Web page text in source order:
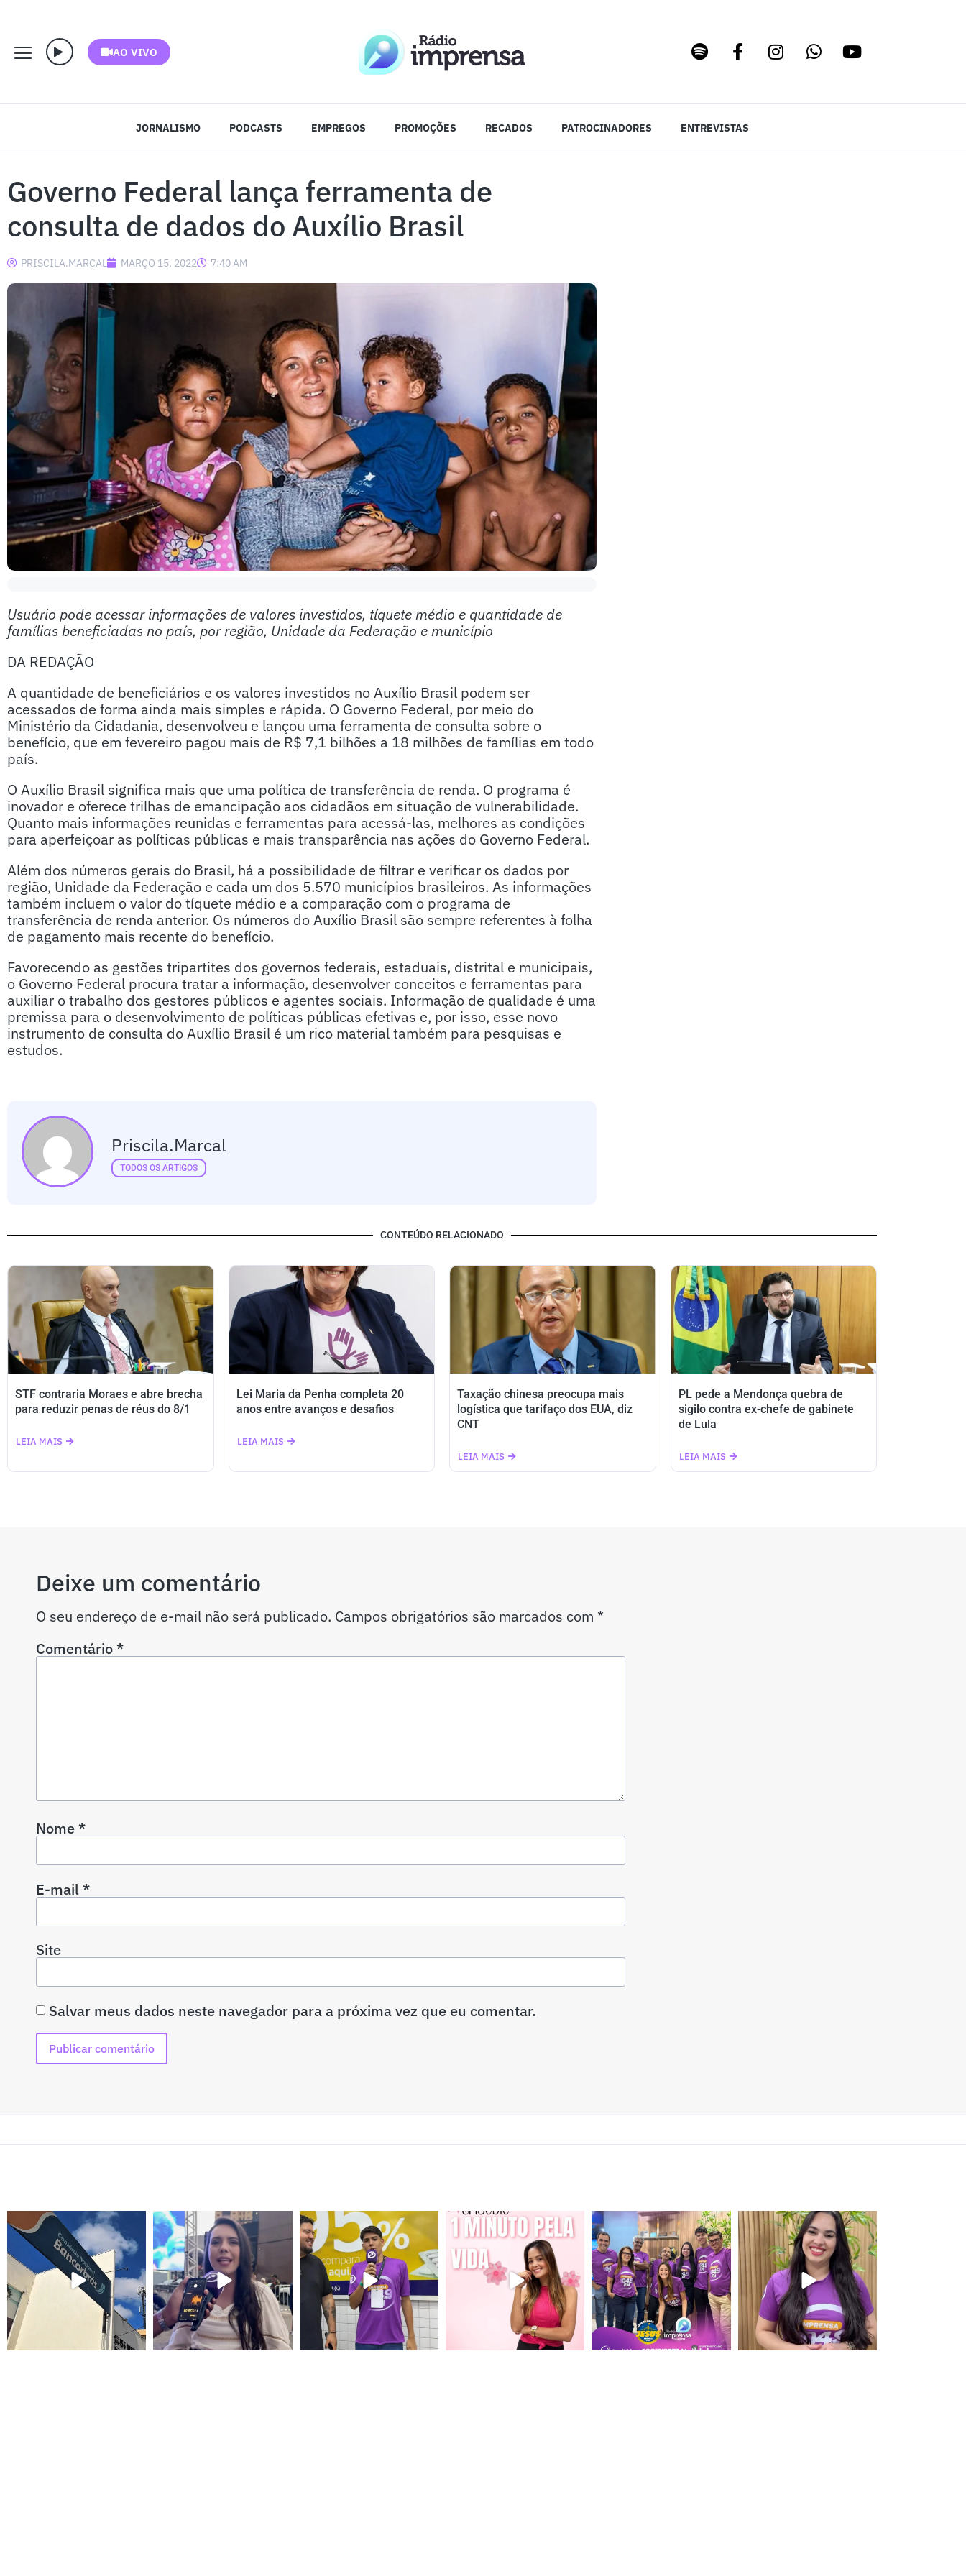
AO VIVO
JORNALISMO PODCASTS EMPREGOS PROMOÇÕES RECADOS PATROCINADORES ENTREVISTAS
Governo Federal lança ferramenta de
consulta de dados do Auxílio Brasil
PRISCILA.MARCAL MARÇO 15, 2022 7:40 AM
Usuário pode acessar informações de valores investidos, tíquete médio e quantidade de
famílias beneficiadas no país, por região, Unidade da Federação e município
DA REDAÇÃO
A quantidade de beneficiários e os valores investidos no Auxílio Brasil podem ser
acessados de forma ainda mais simples e rápida. O Governo Federal, por meio do
Ministério da Cidadania, desenvolveu e lançou uma ferramenta de consulta sobre o
benefício, que em fevereiro pagou mais de R$ 7,1 bilhões a 18 milhões de famílias em todo
país.
O Auxílio Brasil significa mais que uma política de transferência de renda. O programa é
inovador e oferece trilhas de emancipação aos cidadãos em situação de vulnerabilidade.
Quanto mais informações reunidas e ferramentas para acessá-las, melhores as condições
para aperfeiçoar as políticas públicas e mais transparência nas ações do Governo Federal.
Além dos números gerais do Brasil, há a possibilidade de filtrar e verificar os dados por
região, Unidade da Federação e cada um dos 5.570 municípios brasileiros. As informações
também incluem o valor do tíquete médio e a comparação com o programa de
transferência de renda anterior. Os números do Auxílio Brasil são sempre referentes à folha
de pagamento mais recente do benefício.
Favorecendo as gestões tripartites dos governos federais, estaduais, distrital e municipais,
o Governo Federal procura tratar a informação, desenvolver conceitos e ferramentas para
auxiliar o trabalho dos gestores públicos e agentes sociais. Informação de qualidade é uma
premissa para o desenvolvimento de políticas públicas efetivas e, por isso, esse novo
instrumento de consulta do Auxílio Brasil é um rico material também para pesquisas e
estudos.
Priscila.marcal
TODOS OS ARTIGOS
CONTEÚDO RELACIONADO
STF contraria Moraes e abre brecha
para reduzir penas de réus do 8/1
LEIA MAIS
Lei Maria da Penha completa 20
anos entre avanços e desafios
LEIA MAIS
Taxação chinesa preocupa mais
logística que tarifaço dos EUA, diz
CNT
LEIA MAIS
PL pede a Mendonça quebra de
sigilo contra ex-chefe de gabinete
de Lula
LEIA MAIS
Deixe um comentário
O seu endereço de e-mail não será publicado. Campos obrigatórios são marcados com *
Comentário*
Nome*
E-mail*
Site
Salvar meus dados neste navegador para a próxima vez que eu comentar.